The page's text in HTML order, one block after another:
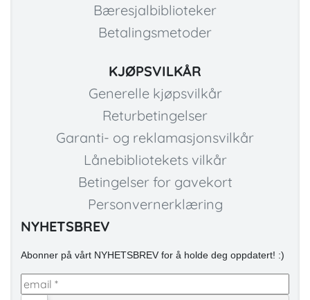
Bæresjalbiblioteker
Betalingsmetoder
KJØPSVILKÅR
Generelle kjøpsvilkår
Returbetingelser
Garanti- og reklamasjonsvilkår
Lånebibliotekets vilkår
Betingelser for gavekort
Personvernerklæring
NYHETSBREV
Abonner på vårt NYHETSBREV for å holde deg oppdatert! :)